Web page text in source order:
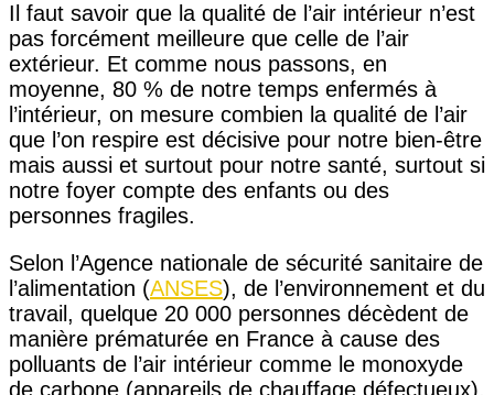
Il faut savoir que la qualité de l’air intérieur n’est
pas forcément meilleure que celle de l’air
extérieur. Et comme nous passons, en
moyenne, 80 % de notre temps enfermés à
l’intérieur, on mesure combien la qualité de l’air
que l’on respire est décisive pour notre bien-être
mais aussi et surtout pour notre santé, surtout si
notre foyer compte des enfants ou des
personnes fragiles.
Selon l’Agence nationale de sécurité sanitaire de
l’alimentation (ANSES), de l’environnement et du
travail, quelque 20 000 personnes décèdent de
manière prématurée en France à cause des
polluants de l’air intérieur comme le monoxyde
de carbone (appareils de chauffage défectueux),